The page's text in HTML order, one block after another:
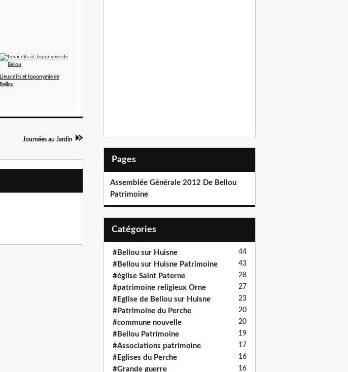
Lieux dits et toponymie de
Bellou
Journées au Jardin
Pages
Assemblée Générale 2012 De Bellou
Patrimoine
Catégories
#Bellou sur Huisne 44
#Bellou sur Huisne Patrimoine 43
#église Saint Paterne 28
#patrimoine religieux Orne 27
#Eglise de Bellou sur Huisne 23
#Patrimoine du Perche 20
#commune nouvelle 20
#Bellou Patrimoine 19
#Associations patrimoine 17
#Eglises du Perche 16
#Grande guerre 16